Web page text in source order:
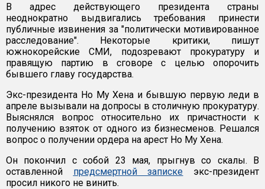
В адрес действующего президента страны
неоднократно выдвигались требования принести
публичные извинения за "политически мотивированное
расследование". Некоторые критики, пишут
южнокорейские СМИ, подозревают прокуратуру и
правящую партию в сговоре с целью опорочить
бывшего главу государства.
Экс-президента Но Му Хена и бывшую первую леди в
апреле вызывали на допросы в столичную прокуратуру.
Выяснялся вопрос относительно их причастности к
получению взяток от одного из бизнесменов. Решался
вопрос о получении ордера на арест Но Му Хена.
Он покончил с собой 23 мая, прыгнув со скалы. В
оставленной предсмертной записке экс-президент
просил никого не винить.